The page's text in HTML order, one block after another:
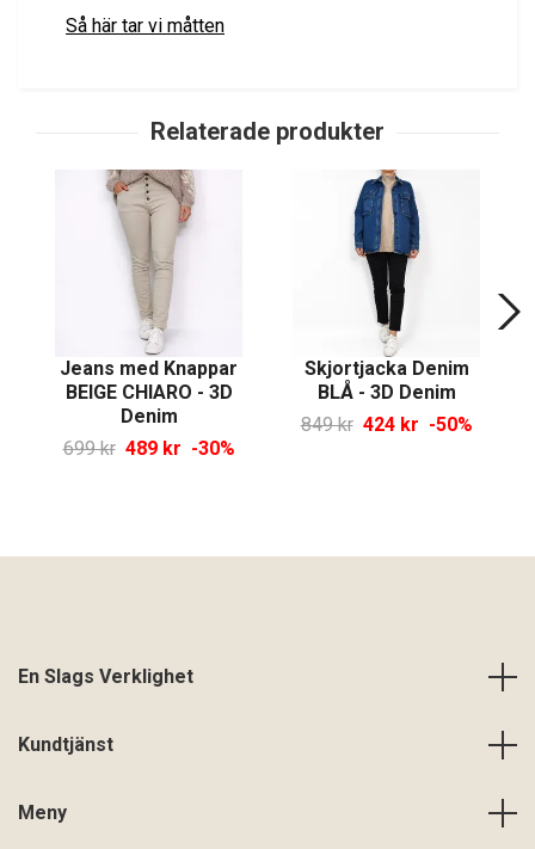
Så här tar vi måtten
Jeans med Knappar
BEIGE CHIARO - 3D
Denim
699 kr 489 kr -30%
Skjortjacka Denim
BLÅ - 3D Denim
849 kr 424 kr -50%
En Slags Verklighet
Kundtjänst
Meny